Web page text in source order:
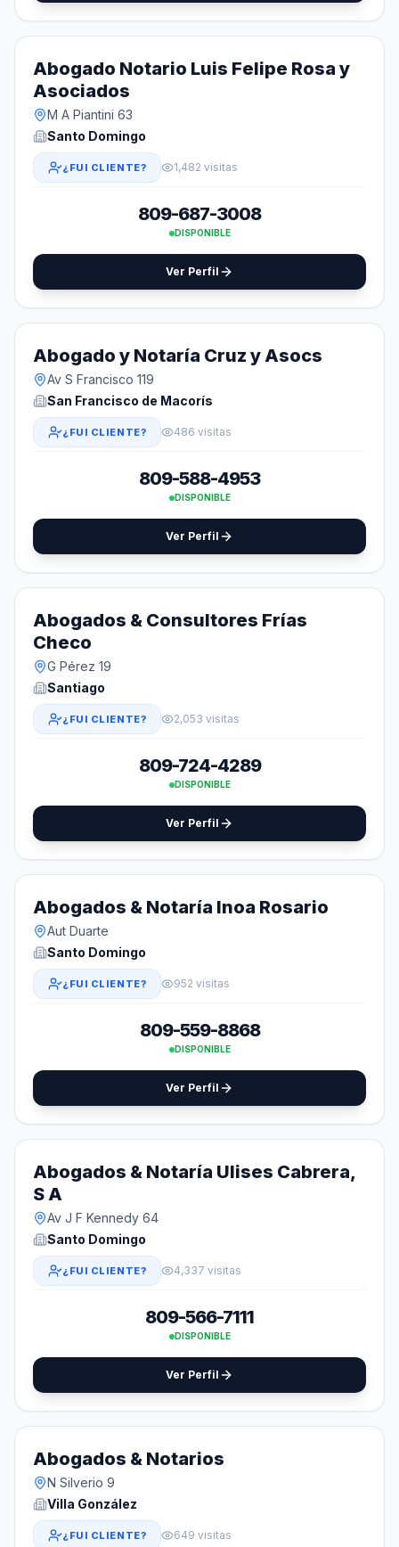
Abogado Notario Luis Felipe Rosa y
Asociados
M A Piantini 63
Santo Domingo
¿FUI CLIENTE? 1,482 visitas
809-687-3008
DISPONIBLE
Ver Perfil
Abogado y Notaría Cruz y Asocs
Av S Francisco 119
San Francisco de Macorís
¿FUI CLIENTE? 486 visitas
809-588-4953
DISPONIBLE
Ver Perfil
Abogados & Consultores Frías
Checo
G Pérez 19
Santiago
¿FUI CLIENTE? 2,053 visitas
809-724-4289
DISPONIBLE
Ver Perfil
Abogados & Notaría Inoa Rosario
Aut Duarte
Santo Domingo
¿FUI CLIENTE? 952 visitas
809-559-8868
DISPONIBLE
Ver Perfil
Abogados & Notaría Ulises Cabrera,
S A
Av J F Kennedy 64
Santo Domingo
¿FUI CLIENTE? 4,337 visitas
809-566-7111
DISPONIBLE
Ver Perfil
Abogados & Notarios
N Silverio 9
Villa González
¿FUI CLIENTE? 649 visitas